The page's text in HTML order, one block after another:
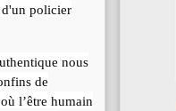
policier
nous
de
l’être humain